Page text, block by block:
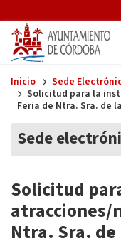
Inicio Sede
Solicitud para la
Feria de Ntra. Sra. de
Sede
Solicitud
atracciones/
Ntra. Sra. de